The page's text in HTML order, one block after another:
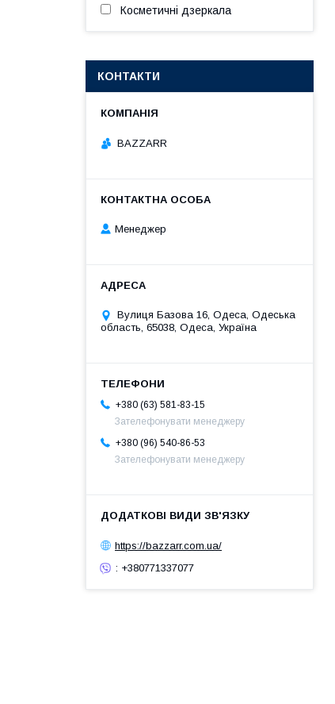
Косметичні дзеркала
КОНТАКТИ
BAZZARR
Менеджер
Вулиця Базова 16, Одеса, Одеська
область, 65038, Одеса, Україна
+380 (63) 581-83-15
Зателефонувати менеджеру
+380 (96) 540-86-53
Зателефонувати менеджеру
https://bazzarr.com.ua/
: +380771337077